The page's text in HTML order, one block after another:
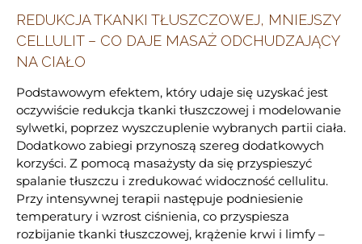
REDUKCJA TKANKI TŁUSZCZOWEJ, MNIEJSZY
CELLULIT – CO DAJE MASAŻ ODCHUDZAJĄCY
NA CIAŁO
Podstawowym efektem, który udaje się uzyskać jest
oczywiście redukcja tkanki tłuszczowej i modelowanie
sylwetki, poprzez wyszczuplenie wybranych partii ciała.
Dodatkowo zabiegi przynoszą szereg dodatkowych
korzyści. Z pomocą masażysty da się przyspieszyć
spalanie tłuszczu i zredukować widoczność cellulitu.
Przy intensywnej terapii następuje podniesienie
temperatury i wzrost ciśnienia, co przyspiesza
rozbijanie tkanki tłuszczowej, krążenie krwi i limfy –